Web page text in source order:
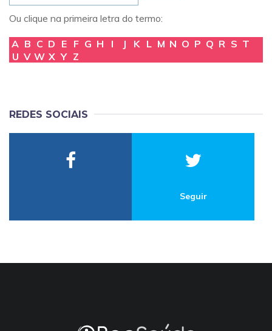
Ou clique na primeira letra do termo:
A B C D E F G H I J K L M N O P Q R S T
U V W X Y Z
REDES SOCIAIS
Seguir